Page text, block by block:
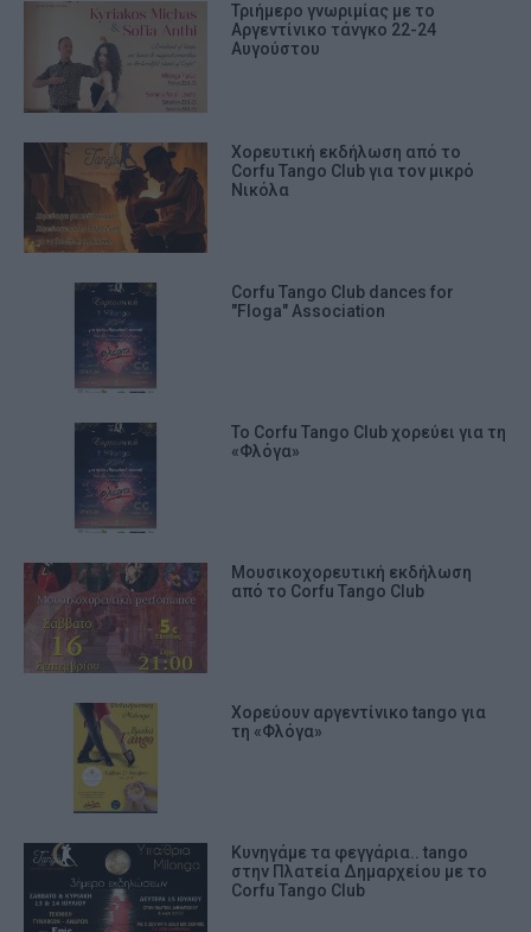
Τριήμερo γνωριμίας με το
Αργεντίνικο τάνγκο 22-24
Αυγούστου
Χορευτική εκδήλωση από το
Corfu Tango Club για τον μικρό
Νικόλα
Corfu Tango Club dances for
"Floga" Association
Το Corfu Tango Club χορεύει για τη
«Φλόγα»
Μουσικοχορευτική εκδήλωση
από το Corfu Tango Club
Χορεύουν αργεντίνικο tango για
τη «Φλόγα»
Κυνηγάμε τα φεγγάρια.. tango
στην Πλατεία Δημαρχείου με το
Corfu Tango Club